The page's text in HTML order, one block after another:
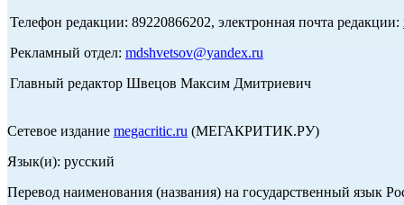
Телефон редакции: 89220866202, электронная почта редакции:
Рекламный отдел: mdshvetsov@yandex.ru
Главный редактор Швецов Максим Дмитриевич
Сетевое издание megacritic.ru (МЕГАКРИТИК.РУ)
Язык(и): русский
Перевод наименования (названия) на государственный язык